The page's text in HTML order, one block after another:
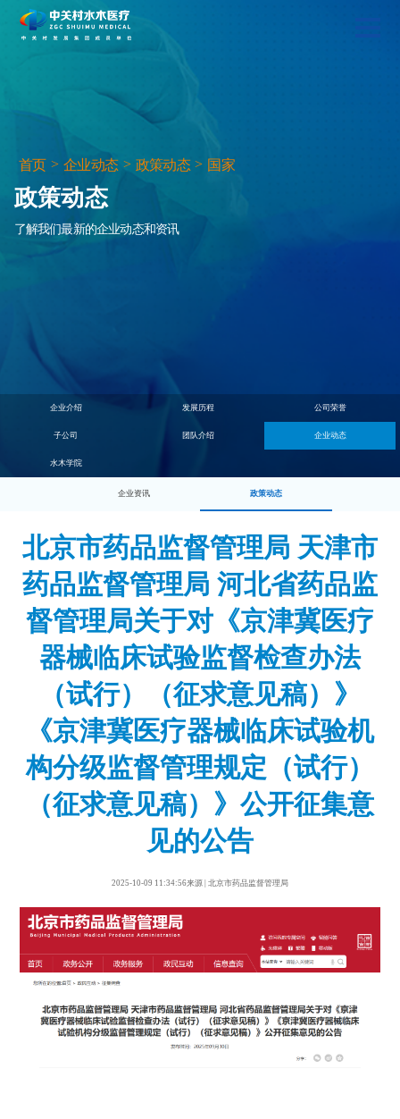
首页 > 企业动态 > 政策动态 > 国家
政策动态
了解我们最新的企业动态和资讯
企业介绍 发展历程 公司荣誉
子公司 团队介绍 企业动态
水木学院
企业资讯 政策动态
北京市药品监督管理局 天津市
药品监督管理局 河北省药品监
督管理局关于对《京津冀医疗
器械临床试验监督检查办法
（试行）（征求意见稿）》
《京津冀医疗器械临床试验机
构分级监督管理规定（试行）
（征求意见稿）》公开征集意
见的公告
2025-10-09 11:34:56来源 | 北京市药品监督管理局